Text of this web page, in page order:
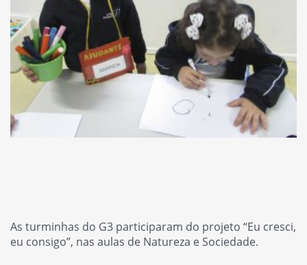
As turminhas do G3 participaram do projeto “Eu cresci,
eu consigo”, nas aulas de Natureza e Sociedade.